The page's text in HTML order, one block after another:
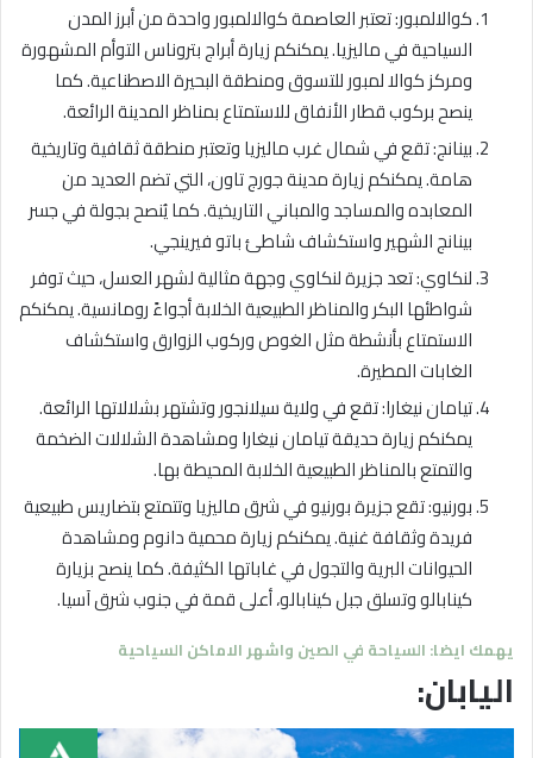
كوالالمبور: تعتبر العاصمة كوالالمبور واحدة من أبرز المدن
السياحية في ماليزيا. يمكنكم زيارة أبراج بتروناس التوأم المشهورة
ومركز كوالا لمبور للتسوق ومنطقة البحيرة الاصطناعية. كما
ينصح بركوب قطار الأنفاق للاستمتاع بمناظر المدينة الرائعة.
بينانج: تقع في شمال غرب ماليزيا وتعتبر منطقة ثقافية وتاريخية
هامة. يمكنكم زيارة مدينة جورج تاون، التي تضم العديد من
المعابده والمساجد والمباني التاريخية. كما يُنصح بجولة في جسر
بينانج الشهير واستكشاف شاطئ باتو فيرينجي.
لنكاوي: تعد جزيرة لنكاوي وجهة مثالية لشهر العسل، حيث توفر
شواطئها البكر والمناظر الطبيعية الخلابة أجواءً رومانسية. يمكنكم
الاستمتاع بأنشطة مثل الغوص وركوب الزوارق واستكشاف
الغابات المطيرة.
تيامان نيغارا: تقع في ولاية سيلانجور وتشتهر بشلالاتها الرائعة.
يمكنكم زيارة حديقة تيامان نيغارا ومشاهدة الشلالات الضخمة
والتمتع بالمناظر الطبيعية الخلابة المحيطة بها.
بورنيو: تقع جزيرة بورنيو في شرق ماليزيا وتتمتع بتضاريس طبيعية
فريدة وثقافة غنية. يمكنكم زيارة محمية دانوم ومشاهدة
الحيوانات البرية والتجول في غاباتها الكثيفة. كما ينصح بزيارة
كينابالو وتسلق جبل كينابالو، أعلى قمة في جنوب شرق آسيا.
يهمك ايضا: السياحة في الصين واشهر الاماكن السياحية
اليابان: